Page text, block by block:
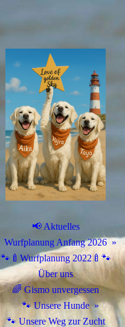
📢 Aktuelles
Wurfplanung Anfang 2026
🐾🍼Wurfplanung 2022🍼🐾
Über uns
🌈 Gismo unvergessen
🐾 Unsere Hunde
🐾 Unsere Weg zur Zucht